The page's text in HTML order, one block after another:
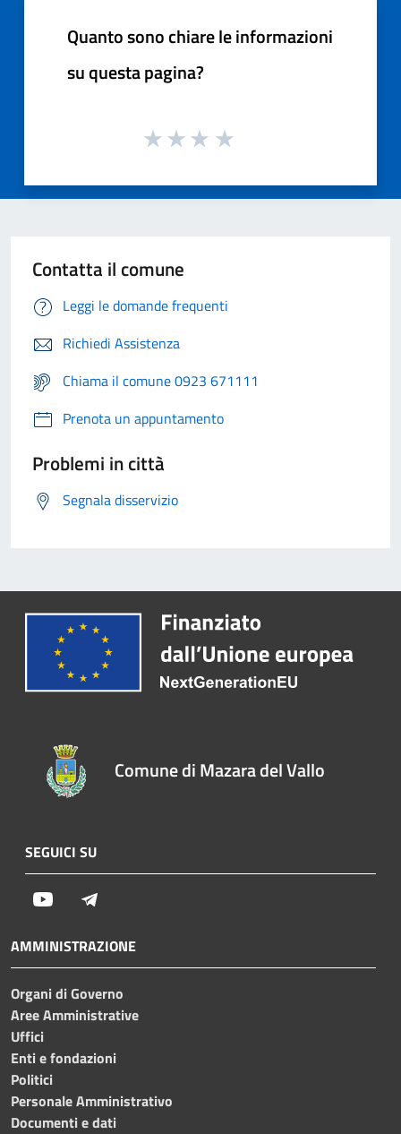
Quanto sono chiare le informazioni
su questa pagina?
Contatta il comune
Leggi le domande frequenti
Richiedi Assistenza
Chiama il comune 0923 671111
Prenota un appuntamento
Problemi in città
Segnala disservizio
Comune di Mazara del Vallo
SEGUICI SU
Youtube
AMMINISTRAZIONE
Organi di Governo
Aree Amministrative
Uffici
Enti e fondazioni
Politici
Personale Amministrativo
Documenti e dati